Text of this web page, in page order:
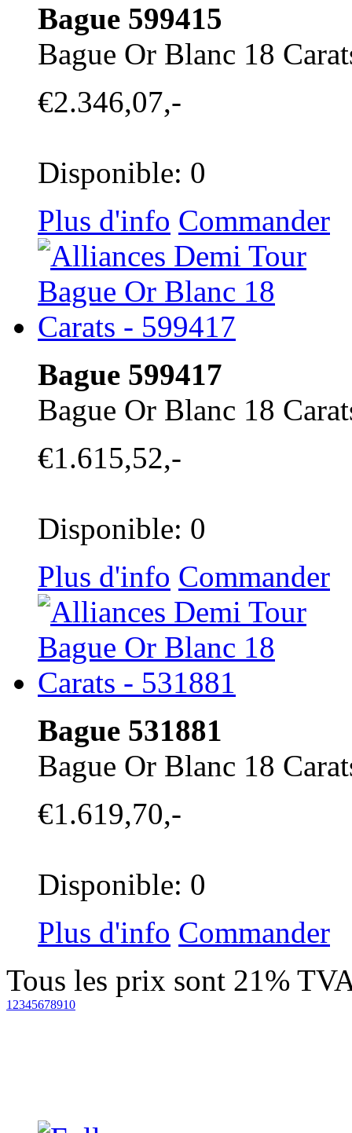
Bague 599415
Bague Or Blanc 18
€2.346,07,-
Disponible: 0
Plus d'info Commander
Bague 599417
Bague Or Blanc 18
€1.615,52,-
Disponible: 0
Plus d'info Commander
Bague 531881
Bague Or Blanc 18
€1.619,70,-
Disponible: 0
Plus d'info Commander
Tous les prix sont 21%
1 2345678910